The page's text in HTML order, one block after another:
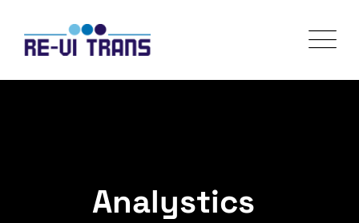
content
Analystics